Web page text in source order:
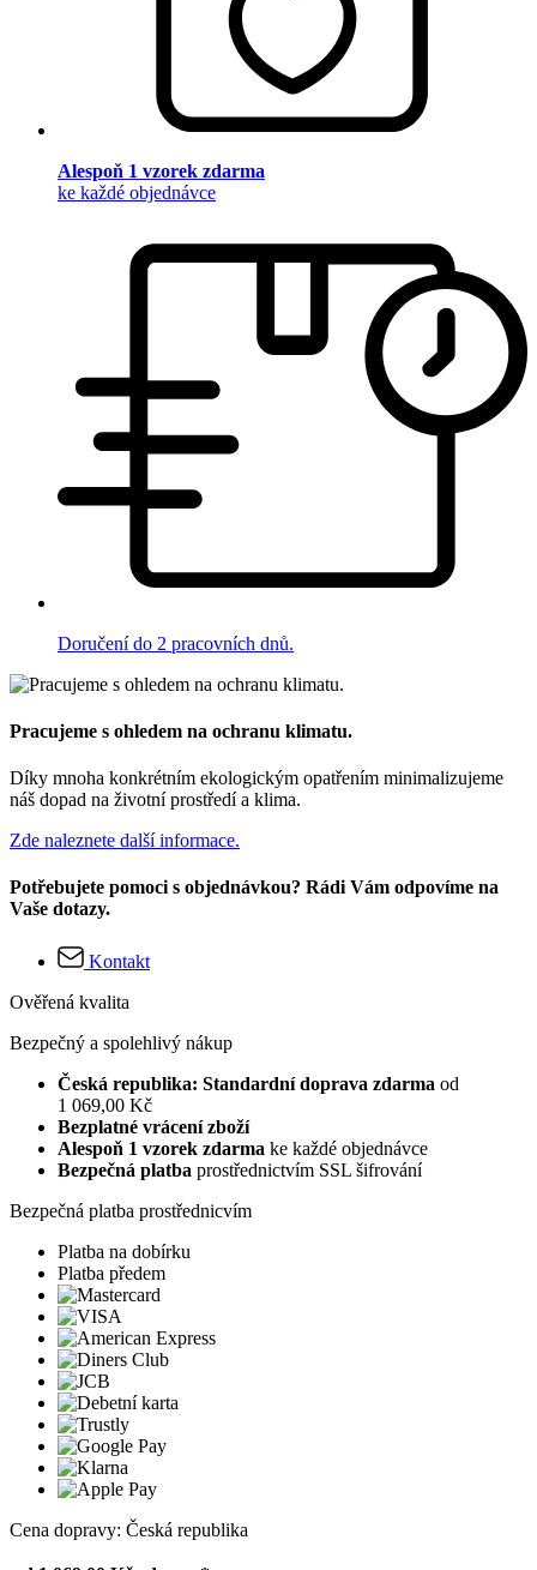
Alespoň 1 vzorek zdarma
ke každé objednávce
Doručení do 2 pracovních dnů.
Pracujeme s ohledem na ochranu klimatu.
Díky mnoha konkrétním ekologickým opatřením minimalizujeme
náš dopad na životní prostředí a klima.
Zde naleznete další informace.
Potřebujete pomoci s objednávkou? Rádi Vám odpovíme na
Vaše dotazy.
Kontakt
Ověřená kvalita
Bezpečný a spolehlivý nákup
Česká republika: Standardní doprava zdarma od
1 069,00 Kč
Bezplatné vrácení zboží
Alespoň 1 vzorek zdarma ke každé objednávce
Bezpečná platba prostřednictvím SSL šifrování
Bezpečná platba prostřednicvím
Platba na dobírku
Platba předem
Cena dopravy: Česká republika